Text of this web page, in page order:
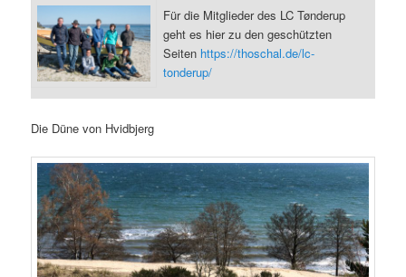
Für die Mitglieder des LC Tønderup
geht es hier zu den geschützten
Seiten https://thoschal.de/lc-
tonderup/
Die Düne von Hvidbjerg